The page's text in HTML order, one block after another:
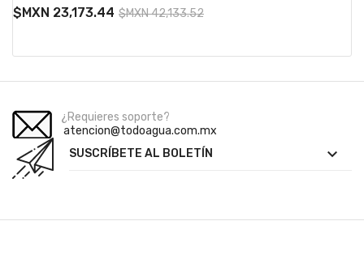
$MXN 23,173.44 $MXN 42,133.52
¿Requieres soporte?
atencion@todoagua.com.mx
SUSCRÍBETE AL BOLETÍN
